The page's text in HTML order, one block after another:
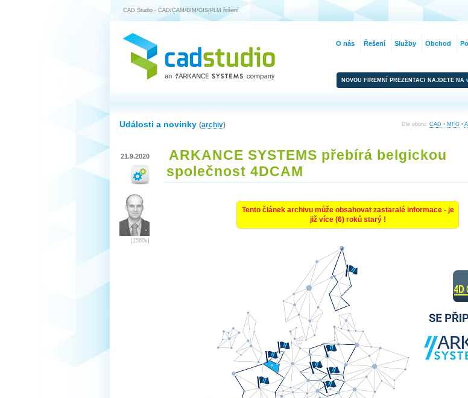
CAD Studio - CAD/CAM/BIM/GIS/PLM řešení
NOVOU FIREMNÍ PREZENTACI NAJDETE NA
Dle oboru: CAD • MFG •
Události a novinky (archiv)
21.9.2020
[1560x]
ARKANCE SYSTEMS přebírá belgickou
společnost 4DCAM
Tento článek archivu může obsahovat zastaralé informace - je
již více (6) roků starý !
O nás Řešení Služby Obchod